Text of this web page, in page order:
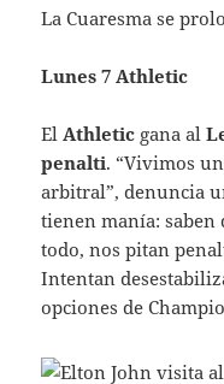
La Cuaresma se
Lunes 7 Athletic
El Athletic gana al
penalti. “Vivimos
arbitral”, denuncia
tienen manía: saben
todo, nos pitan
Intentan
opciones de